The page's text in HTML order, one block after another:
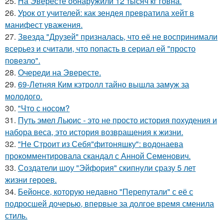
26. Урок от учителей: как зендея превратила хейт в
манифест уважения.
27. Звезда "Друзей" призналась, что её не воспринимали
всерьез и считали, что попасть в сериал ей "просто
повезло".
28. Очереди на Эвересте.
29. 69-Летняя Ким кэтролл тайно вышла замуж за
молодого.
30. "Что с носом?
31. Путь эмел Льюис - это не просто история похудения и
набора веса, это история возвращения к жизни.
32. "Не Строит из Себя"фитоняшку": водонаева
прокомментировала скандал с Анной Семенович.
33. Создатели шоу "Эйфория" скипнули сразу 5 лет
жизни героев.
34. Бейонсе, которую недавно "Перепутали" с её с
подросшей дочерью, впервые за долгое время сменила
стиль.